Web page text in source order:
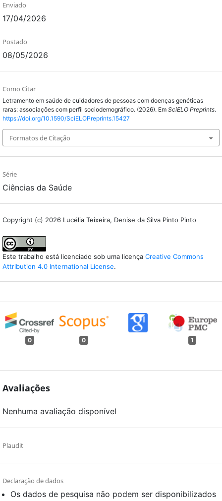
Enviado
17/04/2026
Postado
08/05/2026
Como Citar
Letramento em saúde de cuidadores de pessoas com doenças genéticas
raras: associações com perfil sociodemográfico. (2026). Em SciELO Preprints.
https://doi.org/10.1590/SciELOPreprints.15427
Formatos de Citação
Série
Ciências da Saúde
Copyright (c) 2026 Lucélia Teixeira, Denise da Silva Pinto Pinto
Este trabalho está licenciado sob uma licença Creative Commons
Attribution 4.0 International License.
0 0 1
Avaliações
Nenhuma avaliação disponível
Plaudit
Declaração de dados
Os dados de pesquisa não podem ser disponibilizados